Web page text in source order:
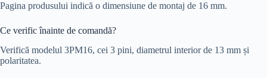
Pagina produsului indică o dimensiune de montaj de 16 mm.
Ce verific înainte de comandă?
Verifică modelul 3PM16, cei 3 pini, diametrul interior de 13 mm și
polaritatea.